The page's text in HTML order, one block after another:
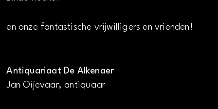
en onze fantastische vrijwilligers en vrienden!
Antiquariaat De Alkenaer
Jan Oijevaar, antiquaar